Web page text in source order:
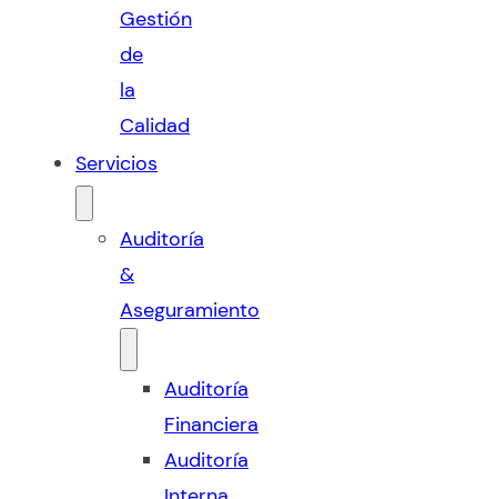
Gestión
de
la
Calidad
Servicios
Auditoría
&
Aseguramiento
Auditoría
Financiera
Auditoría